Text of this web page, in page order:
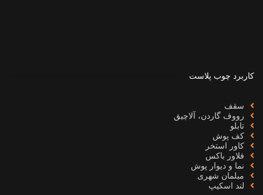
کاربرد چوب پلاست
سقف
رووف گاردن، آلاچیق
تابلو
کف پوش
کاور استخر
فلاور باکس
نما و دیوار پوش
مبلمان شهری
لند اسکیپ